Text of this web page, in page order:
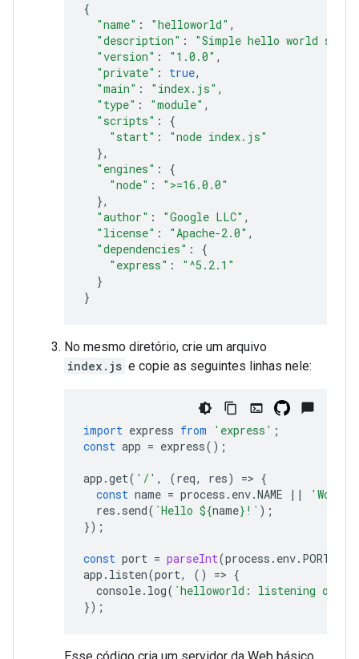
{
"name" : "helloworld" ,
"description" :
"Simple hello world
"version" : "1.0.0" ,
"private" : true,
"main" : "index.js" ,
"type" : "module" ,
"scripts" :
{
"start" :
"node index.js"
},
"engines" :
{
"node" :
">=16.0.0"
},
"author" : "Google LLC" ,
"license" : "Apache-2.0" ,
"dependencies" :
{
"express" :
"^5.2.1"
}
}
No mesmo diretório, crie um arquivo
index.js e copie as seguintes linhas nele:
import express from 'express' ;
const app = express();
app .get( '/' , (req, res) => {
const name = process . env.NAME || 'World'
res . send( `Hello ${name} !` );
});
const port = parseInt(process . env. PORT
app . listen(port, () => {
console. log( `helloworld: listening on
});